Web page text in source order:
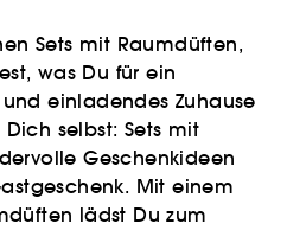
Sets mit Raumdüften,
was Du für ein
einladendes Zuhause
selbst: Sets mit
Geschenkideen
Mit einem
lädst Du zum